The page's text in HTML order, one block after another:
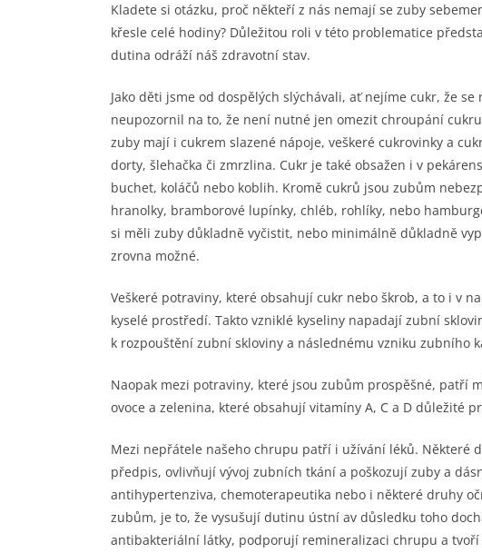
Kladete si otázku, proč někteří z nás nemají se zuby
křesle celé hodiny? Důležitou roli v této problematice
dutina odráží náš zdravotní stav.
Jako děti jsme od dospělých slýchávali, ať nejíme cukr, že
neupozornil na to, že není nutné jen omezit chroupání
zuby mají i cukrem slazené nápoje, veškeré cukrovinky a
dorty, šlehačka či zmrzlina. Cukr je také obsažen i v
buchet, koláčů nebo koblih. Kromě cukrů jsou zubům
hranolky, bramborové lupínky, chléb, rohlíky, nebo
si měli zuby důkladně vyčistit, nebo minimálně důkladně
zrovna možné.
Veškeré potraviny, které obsahují cukr nebo škrob, a to i v
kyselé prostředí. Takto vzniklé kyseliny napadají zubní
k rozpouštění zubní skloviny a následnému vzniku zubního
Naopak mezi potraviny, které jsou zubům prospěšné, patří
ovoce a zelenina, které obsahují vitamíny A, C a D důležité
Mezi nepřátele našeho chrupu patří i užívání léků. Některé
předpis, ovlivňují vývoj zubních tkání a poškozují zuby a
antihypertenziva, chemoterapeutika nebo i některé druhy
zubům, je to, že vysušují dutinu ústní av důsledku toho
antibakteriální látky, podporují remineralizaci chrupu a